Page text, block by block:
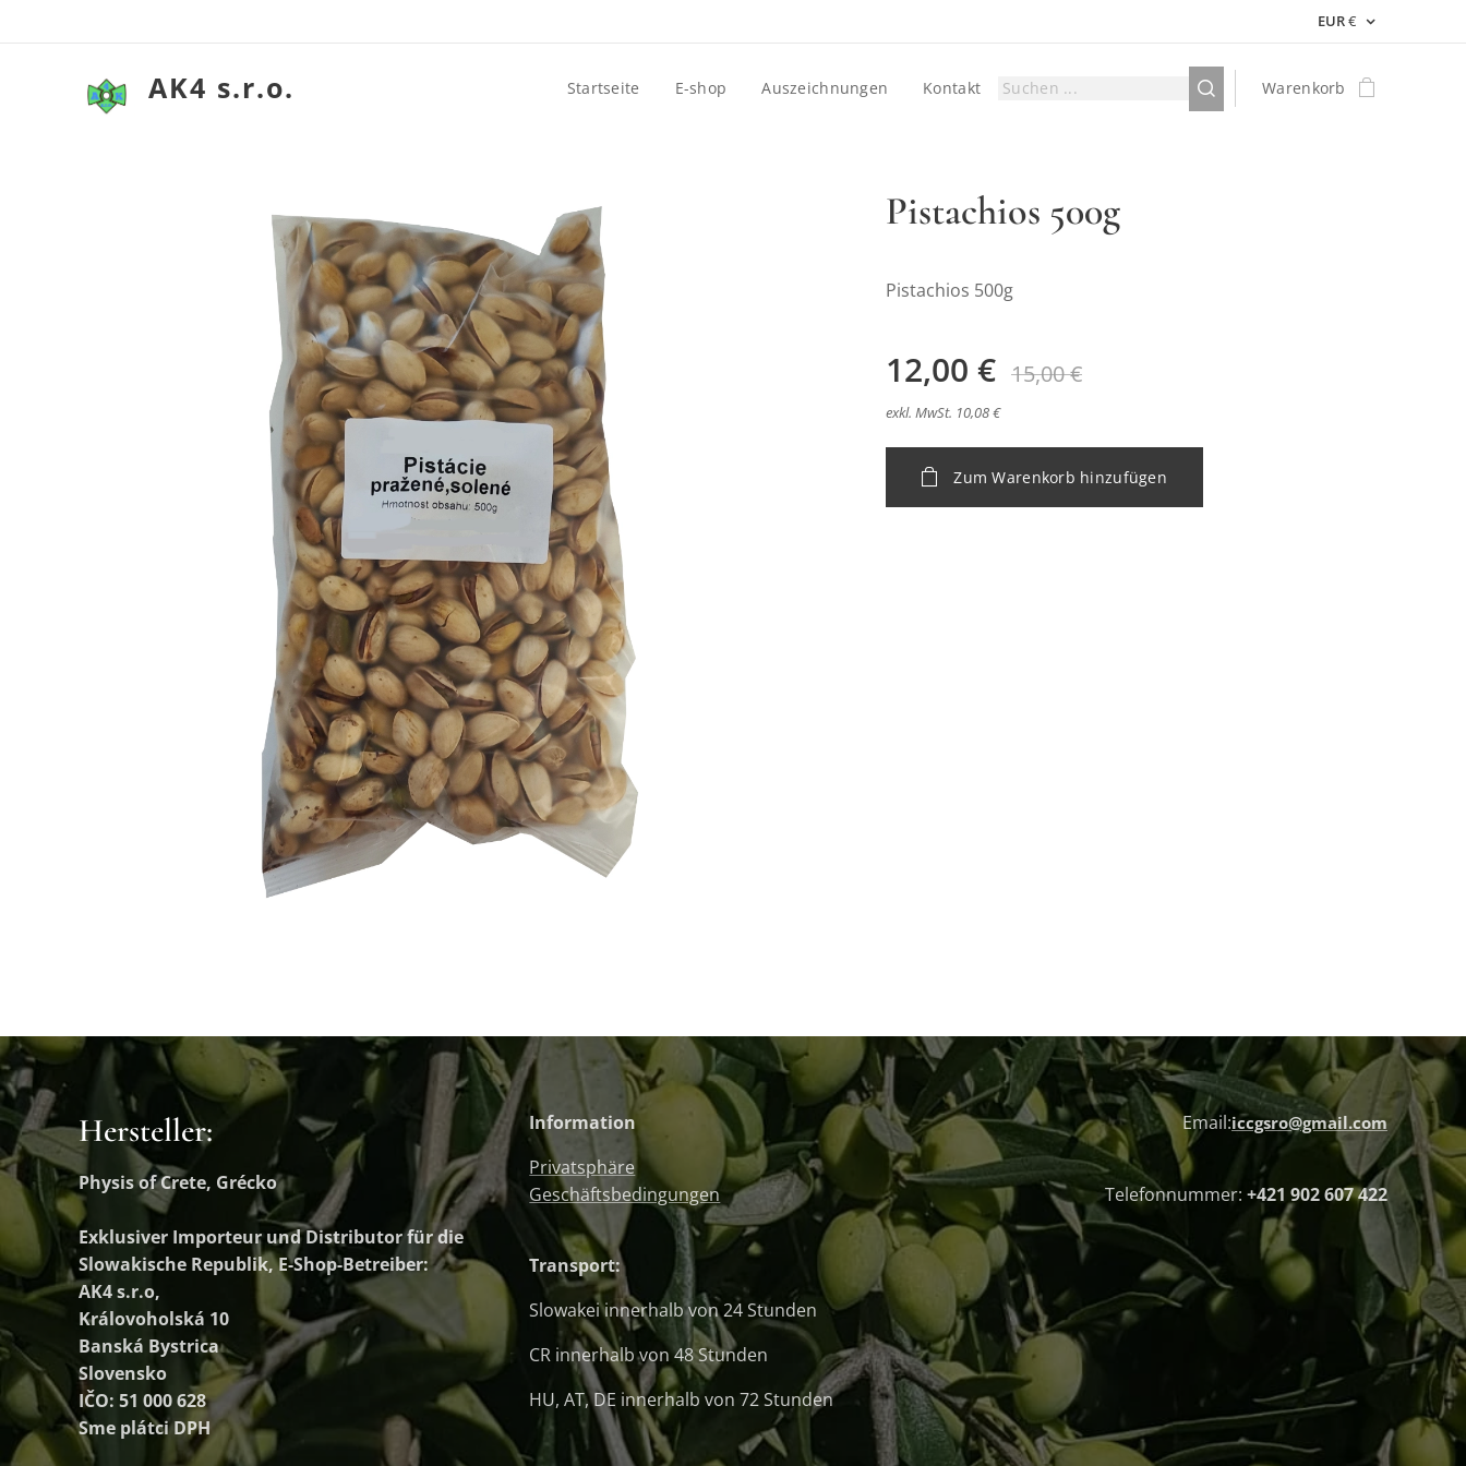
EUR€
AK4 s.r.o. Startseite E-shop Auszeichnungen Kontakt Warenkorb
Pistachios 500g
Pistachios 500g
12,00 € 15,00€
exkl. MwSt. 10,08 €
Zum Warenkorb hinzufügen
Hersteller:
Physis of Crete, Grécko
Exklusiver Importeur und Distributorfür die
Slowakische Republik, E-Shop-Betreiber:
AK4 s.r.o,
Královoholská 10
Banská Bystrica
Slovensko
IČO: 51 000 628
Sme plátci DPH
Information
Privatsphäre
Geschäftsbedingungen
Transport:
Slowakei innerhalb von 24 Stunden
CR innerhalb von 48 Stunden
HU, AT, DE innerhalb von 72 Stunden
Email:iccgsro@gmail.com
Telefonnummer: +421 902 607 422